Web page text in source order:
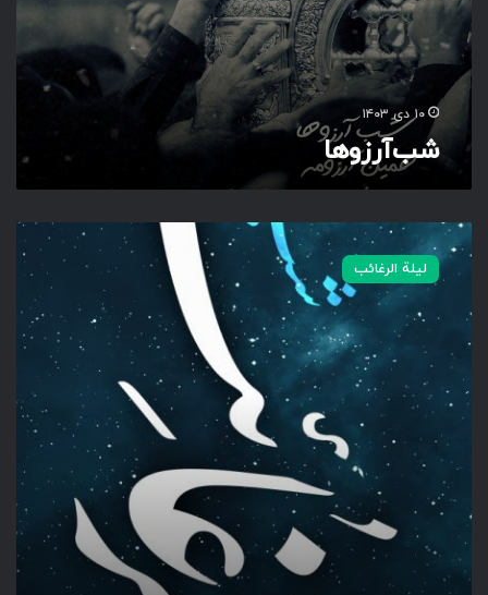
ه
ا
۱۰ دی ۱۴۰۳
شب‌آرزوها
ل
ي
ل
غ
لیلة الرغائب